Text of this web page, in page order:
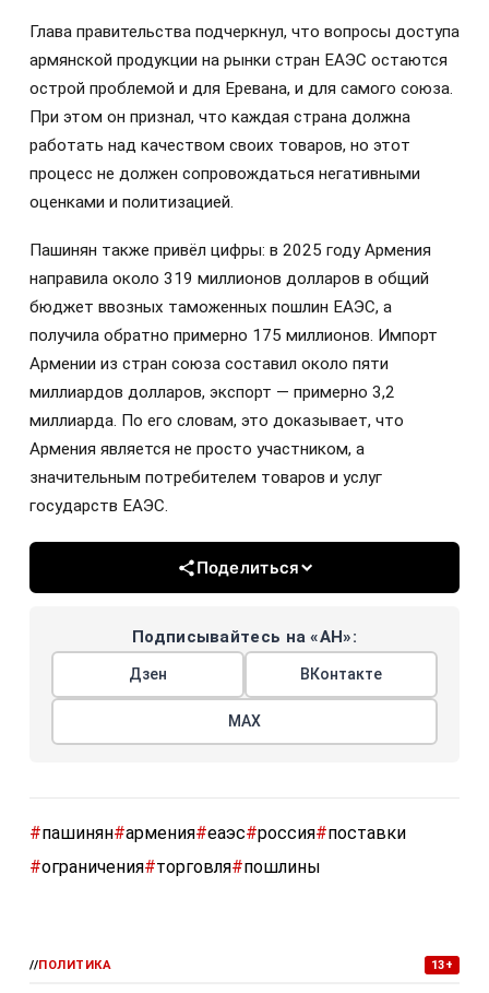
Глава правительства подчеркнул, что вопросы доступа
армянской продукции на рынки стран ЕАЭС остаются
острой проблемой и для Еревана, и для самого союза.
При этом он признал, что каждая страна должна
работать над качеством своих товаров, но этот
процесс не должен сопровождаться негативными
оценками и политизацией.
Пашинян также привёл цифры: в 2025 году Армения
направила около 319 миллионов долларов в общий
бюджет ввозных таможенных пошлин ЕАЭС, а
получила обратно примерно 175 миллионов. Импорт
Армении из стран союза составил около пяти
миллиардов долларов, экспорт — примерно 3,2
миллиарда. По его словам, это доказывает, что
Армения является не просто участником, а
значительным потребителем товаров и услуг
государств ЕАЭС.
Поделиться
Подписывайтесь на «АН»:
Дзен ВКонтакте
МАХ
#пашинян#армения#еаэс#россия#поставки
#ограничения#торговля#пошлины
//ПОЛИТИКА 13+